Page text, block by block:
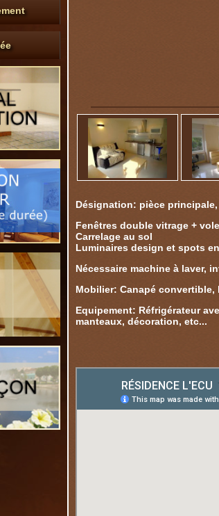
Désignation: pièce
Fenêtres double vitrage +
Carrelage au sol
Luminaires design et spots
Nécessaire machine à laver,
Mobilier: Canapé convertible,
Equipement: Réfrigérateur
manteaux, décoration, etc...